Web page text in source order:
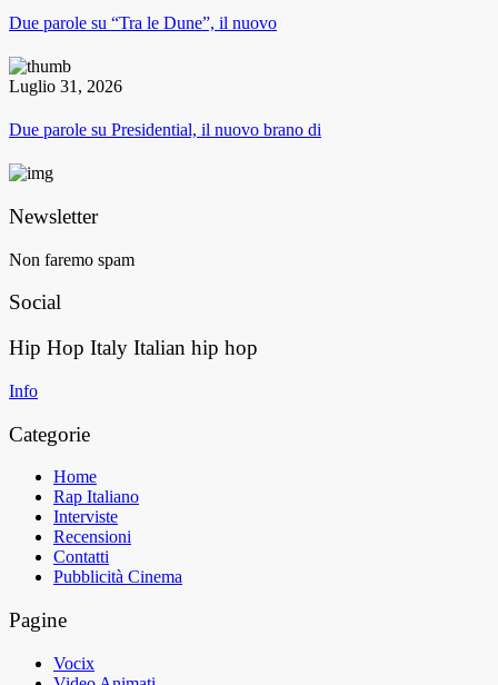
Due parole su “Tra le Dune”, il nuovo
Luglio 31, 2026
Due parole su Presidential, il nuovo brano di
Newsletter
Non faremo spam
Social
Hip Hop Italy Italian hip hop
Info
Categorie
Home
Rap Italiano
Interviste
Recensioni
Contatti
Pubblicità Cinema
Pagine
Vocix